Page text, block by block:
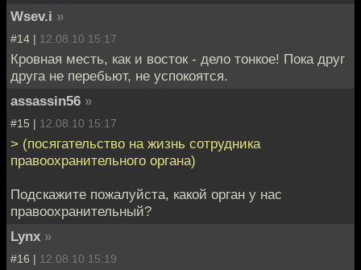
Wsev.i »
#14 | 12.08.10 15:17
Кровная месть, как и восток - дело тонкое! Пока друг
друга не перебьют, не успокоятся.
assassin56 »
#15 | 12.08.10 15:17
> (посягательство на жизнь сотрудника
правоохранительного органа)
Подскажите пожалуйста, какой орган у нас
правоохранительный?
Lynx »
#16 | 12.08.10 15:19